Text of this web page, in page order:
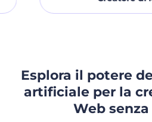
Esplora il potere
artificiale per la
Web